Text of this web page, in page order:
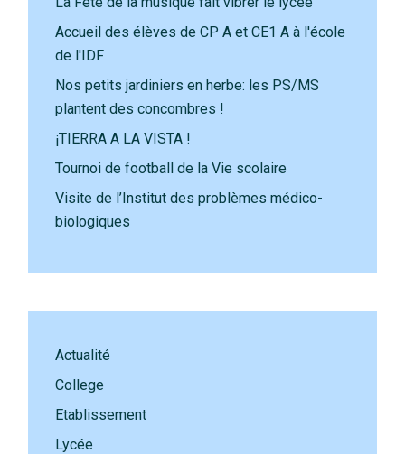
Accueil des élèves de CP A et CE1 A à l'école
de l'IDF
Nos petits jardiniers en herbe: les PS/MS
plantent des concombres !
¡TIERRA A LA VISTA !
Tournoi de football de la Vie scolaire
Visite de l’Institut des problèmes médico-
biologiques
Actualité
College
Etablissement
Lycée